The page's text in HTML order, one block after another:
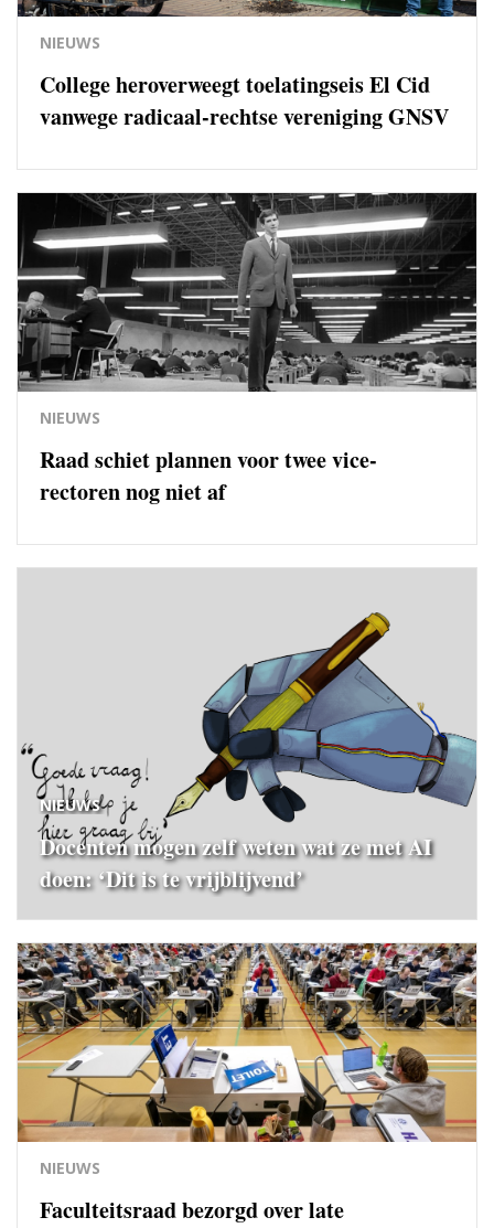
NIEUWS
College heroverweegt toelatingseis El Cid
vanwege radicaal-rechtse vereniging GNSV
NIEUWS
Raad schiet plannen voor twee vice-
rectoren nog niet af
NIEUWS
Docenten mogen zelf weten wat ze met AI
doen: ‘Dit is te vrijblijvend’
NIEUWS
Faculteitsraad bezorgd over late